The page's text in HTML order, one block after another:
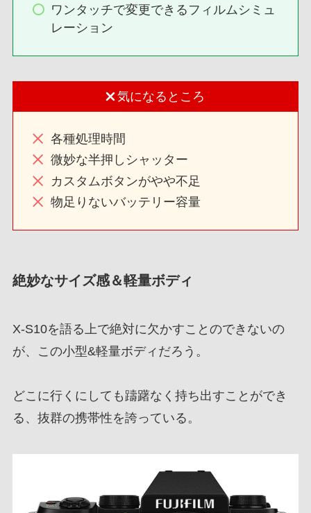
ワンタッチで変更できるフィルムシミュ
レーション
気になるところ
各種処理時間
微妙な半押しシャッター
カスタムボタンがやや不足
物足りないバッテリー容量
絶妙なサイズ感＆軽量ボディ
X-S10を語る上で絶対に欠かすことのできないの
が、この小型&軽量ボディだろう。
どこに行くにしても躊躇なく持ち出すことができ
る、抜群の携帯性を誇っている。